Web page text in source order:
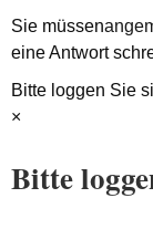
Sie müssen
eine Antwort
Bitte loggen Sie
×
Bitte